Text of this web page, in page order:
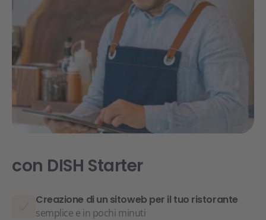
con DISH Starter
Creazione di un sitoweb per il tuo ristorante
semplice e in pochi minuti